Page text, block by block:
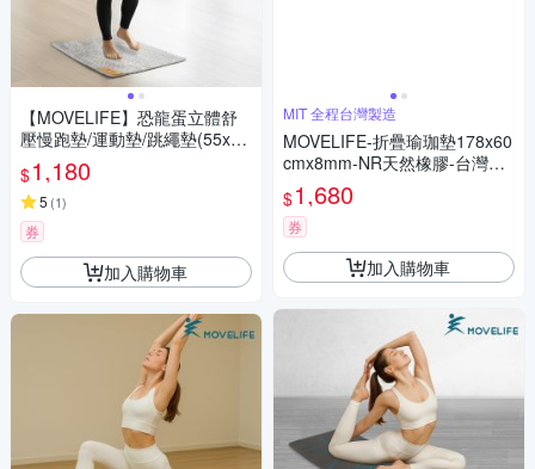
【MOVELIFE】恐龍蛋立體舒
壓慢跑墊/運動墊/跳繩墊(55x43
cmx18mm)-灰色迷彩
$1,180
5 (1)
券
加入購物車
MIT 全程台灣製造
MOVELIFE-折疊瑜珈墊178x60
cmx8mm-NR天然橡膠-台灣製-
紫藍迷彩-送提袋
$1,680
券
加入購物車